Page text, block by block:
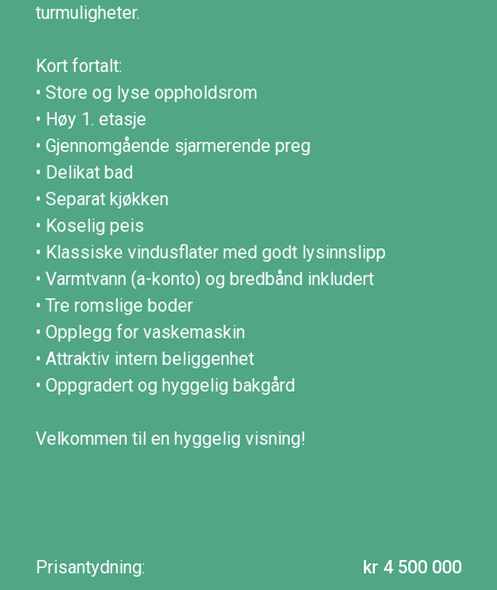
turmuligheter.
Kort fortalt:
• Store og lyse oppholdsrom
• Høy 1. etasje
• Gjennomgående sjarmerende preg
• Delikat bad
• Separat kjøkken
• Koselig peis
• Klassiske vindusflater med godt lysinnslipp
• Varmtvann (a-konto) og bredbånd inkludert
• Tre romslige boder
• Opplegg for vaskemaskin
• Attraktiv intern beliggenhet
• Oppgradert og hyggelig bakgård
Velkommen til en hyggelig visning!
Prisantydning: kr 4 500 000